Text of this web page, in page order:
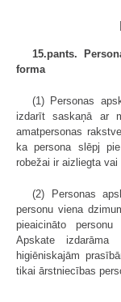
15.pants.
forma
(1) Personas
izdarīt saskaņā ar
amatpersonas
ka persona slēpj
robežai ir aizliegta
(2) Personas
personu viena
pieaicināto
Apskate
higiēniskajām
tikai ārstniecības